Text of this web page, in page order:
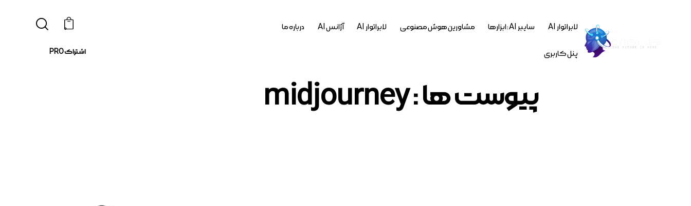
لابراتوار AI سایبر AI : ابزارها مشاورین هوش مصنوعی لابراتوار AI آژانس AI درباره ما
پنل کاربری
0
اشتراک PRO
پیوست ها : midjourney